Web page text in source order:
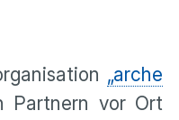
„arche
Partnern vor Ort